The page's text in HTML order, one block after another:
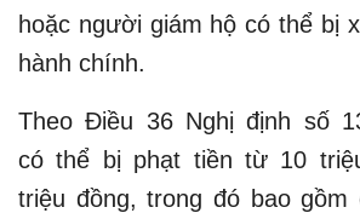
hoặc người giám hộ có thể bị
hành chính.
Theo Điều 36 Nghị định số
có thể bị phạt tiền từ 10
triệu đồng, trong đó bao gồm